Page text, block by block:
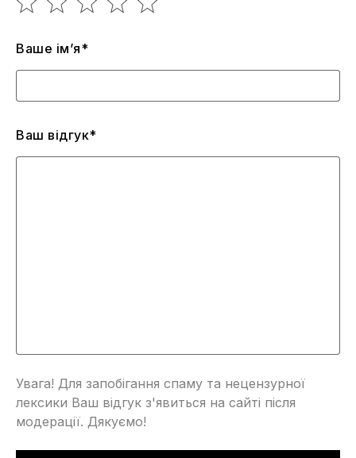
Ваше ім’я*
Ваш відгук*
Увага! Для запобігання спаму та нецензурної
лексики Ваш відгук з'явиться на сайті після
модерації. Дякуємо!